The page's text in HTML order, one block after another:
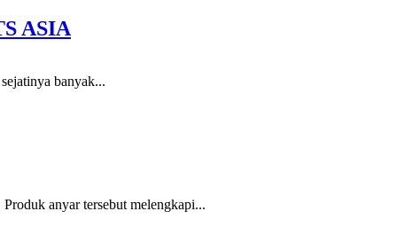
ASIA
banyak...
anyar tersebut melengkapi...